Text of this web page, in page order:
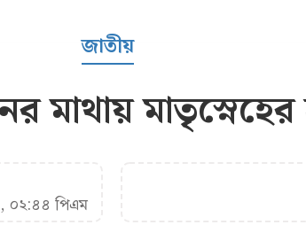
জাতীয়
মাথায়
০২:৪৪ পিএম